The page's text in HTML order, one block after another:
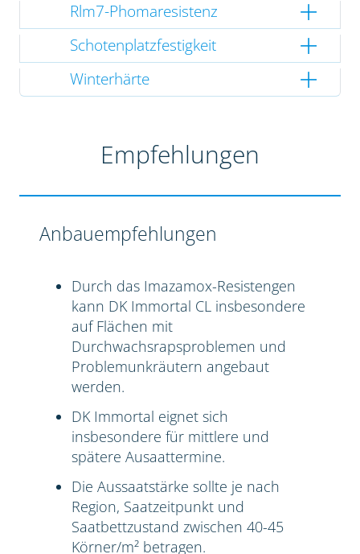
Rlm7-Phomaresistenz
Schotenplatzfestigkeit
Winterhärte
Empfehlungen
Anbauempfehlungen
Durch das Imazamox-Resistengen
kann DK Immortal CL insbesondere
auf Flächen mit
Durchwachsrapsproblemen und
Problemunkräutern angebaut
werden.
DK Immortal eignet sich
insbesondere für mittlere und
spätere Ausaattermine.
Die Aussaatstärke sollte je nach
Region, Saatzeitpunkt und
Saatbettzustand zwischen 40-45
Körner/m² betragen.